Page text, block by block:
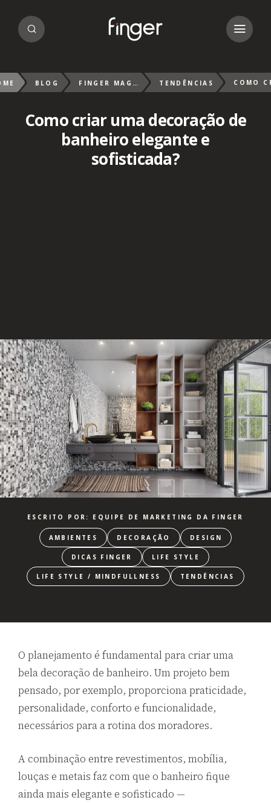
BLOG FINGER MAGAZIN TENDÊNCIAS
Como criar uma decoração de
banheiro elegante e
sofisticada?
ESCRITO POR: EQUIPE DE MARKETING DA FINGER
AMBIENTES DECORAÇÃO DESIGN
DICAS FINGER LIFE STYLE
LIFE STYLE / MINDFULLNESS TENDÊNCIAS
O planejamento é fundamental para criar uma
bela decoração de banheiro. Um projeto bem
pensado, por exemplo, proporciona praticidade,
personalidade, conforto e funcionalidade,
necessários para a rotina dos moradores.
A combinação entre revestimentos, mobília,
louças e metais faz com que o banheiro fique
ainda mais elegante e sofisticado —